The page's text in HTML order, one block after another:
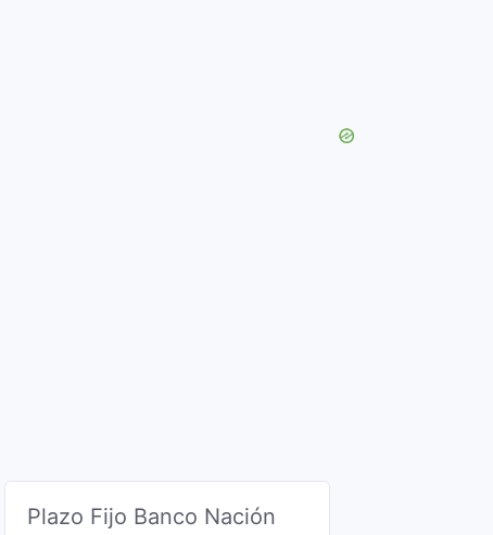
Plazo Fijo Banco Nación